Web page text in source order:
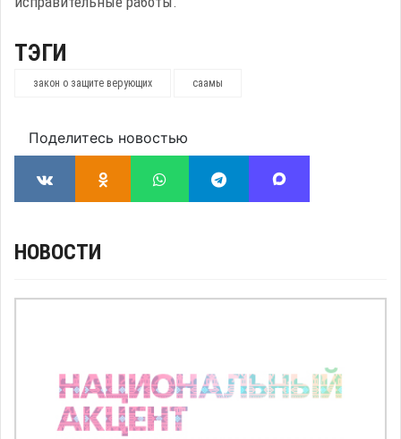
ТЭГИ
закон о защите верующих саамы
Поделитесь новостью
НОВОСТИ